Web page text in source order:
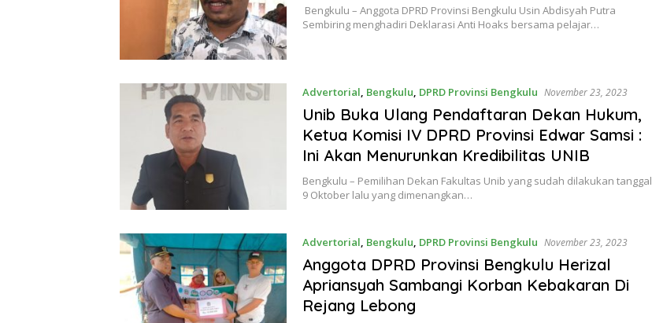
Bengkulu – Anggota DPRD Provinsi Bengkulu Usin Abdisyah Putra
Sembiring menghadiri Deklarasi Anti Hoaks bersama pelajar…
Advertorial, Bengkulu, DPRD Provinsi Bengkulu November 23, 2023
Unib Buka Ulang Pendaftaran Dekan Hukum,
Ketua Komisi IV DPRD Provinsi Edwar Samsi :
Ini Akan Menurunkan Kredibilitas UNIB
Bengkulu – Pemilihan Dekan Fakultas Unib yang sudah dilakukan tanggal
9 Oktober lalu yang dimenangkan…
Advertorial, Bengkulu, DPRD Provinsi Bengkulu November 23, 2023
Anggota DPRD Provinsi Bengkulu Herizal
Apriansyah Sambangi Korban Kebakaran Di
Rejang Lebong